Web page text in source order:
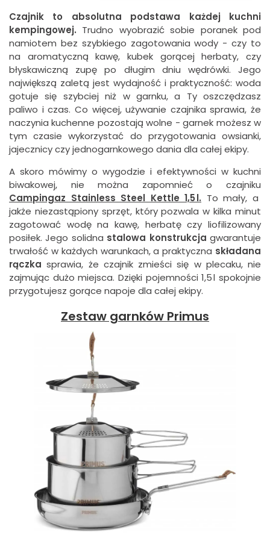
Czajnik to absolutna podstawa każdej kuchni
kempingowej. Trudno wyobrazić sobie poranek pod
namiotem bez szybkiego zagotowania wody - czy to
na aromatyczną kawę, kubek gorącej herbaty, czy
błyskawiczną zupę po długim dniu wędrówki. Jego
największą zaletą jest wydajność i praktyczność: woda
gotuje się szybciej niż w garnku, a Ty oszczędzasz
paliwo i czas. Co więcej, używanie czajnika sprawia, że
naczynia kuchenne pozostają wolne - garnek możesz w
tym czasie wykorzystać do przygotowania owsianki,
jajecznicy czy jednogarnkowego dania dla całej ekipy.
A skoro mówimy o wygodzie i efektywności w kuchni
biwakowej, nie można zapomnieć o czajniku
Campingaz Stainless Steel Kettle 1,5 l. To mały, a
jakże niezastąpiony sprzęt, który pozwala w kilka minut
zagotować wodę na kawę, herbatę czy liofilizowany
posiłek. Jego solidna stalowa konstrukcja gwarantuje
trwałość w każdych warunkach, a praktyczna składana
rączka sprawia, że czajnik zmieści się w plecaku, nie
zajmując dużo miejsca. Dzięki pojemności 1,5 l spokojnie
przygotujesz gorące napoje dla całej ekipy.
Zestaw garnków Primus